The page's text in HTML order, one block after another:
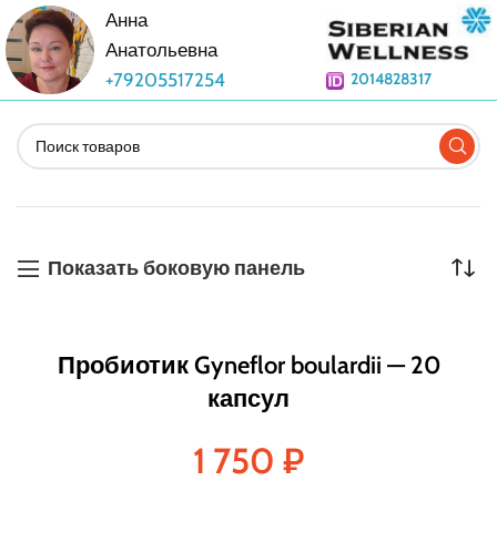
Анна
Анатольевна
+79205517254
2014828317
Показать боковую панель
Пробиотик Gyneflor boulardii — 20
капсул
1 750 ₽